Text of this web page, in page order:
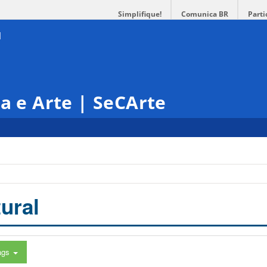
Simplifique! Comunica BR
e Arte | SeCArte